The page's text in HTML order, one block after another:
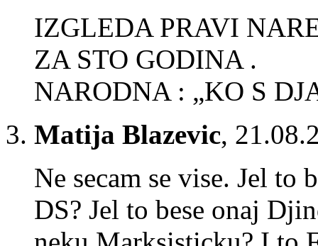
IZGLEDA PRAVI
ZA STO GODINA .
NARODNA : „KO S
Matija Blazevic,
Ne secam se vise. Jel to
DS? Jel to bese onaj